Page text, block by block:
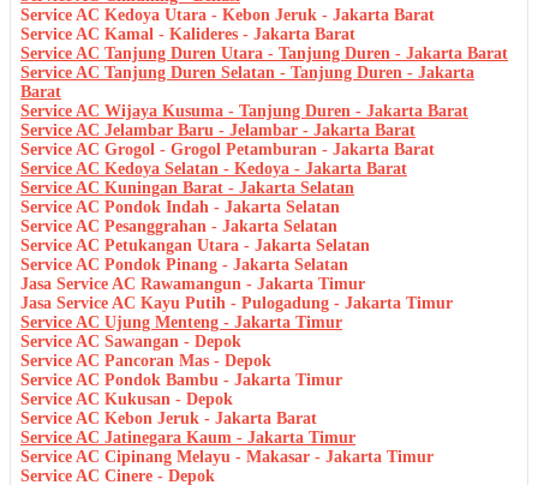
Service AC Kedoya Utara - Kebon Jeruk - Jakarta Barat
Service AC Kamal - Kalideres - Jakarta Barat
Service AC Tanjung Duren Utara - Tanjung Duren - Jakarta Barat
Service AC Tanjung Duren Selatan - Tanjung Duren - Jakarta
Barat
Service AC Wijaya Kusuma - Tanjung Duren - Jakarta Barat
Service AC Jelambar Baru - Jelambar - Jakarta Barat
Service AC Grogol - Grogol Petamburan - Jakarta Barat
Service AC Kedoya Selatan - Kedoya - Jakarta Barat
Service AC Kuningan Barat - Jakarta Selatan
Service AC Pondok Indah - Jakarta Selatan
Service AC Pesanggrahan - Jakarta Selatan
Service AC Petukangan Utara - Jakarta Selatan
Service AC Pondok Pinang - Jakarta Selatan
Jasa Service AC Rawamangun - Jakarta Timur
Jasa Service AC Kayu Putih - Pulogadung - Jakarta Timur
Service AC Ujung Menteng - Jakarta Timur
Service AC Sawangan - Depok
Service AC Pancoran Mas - Depok
Service AC Pondok Bambu - Jakarta Timur
Service AC Kukusan - Depok
Service AC Kebon Jeruk - Jakarta Barat
Service AC Jatinegara Kaum - Jakarta Timur
Service AC Cipinang Melayu - Makasar - Jakarta Timur
Service AC Cinere - Depok